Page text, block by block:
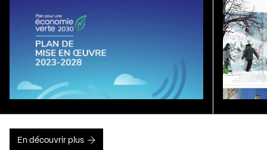
En découvrir plus